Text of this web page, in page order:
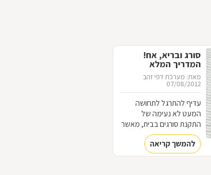
סורג ובריא, אח!
המדריך המלא
לסורגים
מאת: מערכת דפי זהב
07/08/2012
עדיף להתרגל לתחושה
המעט לא נעימה של
התקנת סורגים בבית, מאשר
להתרגל לתחושה המאוד
לא נעימה של פריצה לבית.
כל מה שחשוב לדעת על
להמשך קריאה